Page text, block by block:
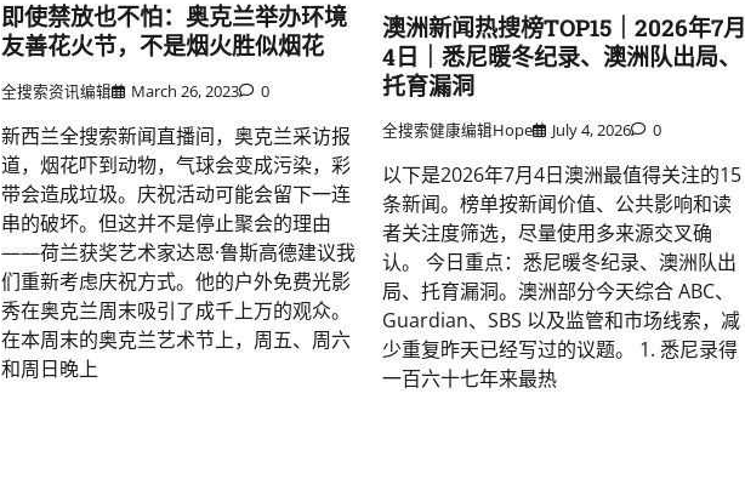
即使禁放也不怕：奥克兰举办环境
友善花火节，不是烟火胜似烟花
全搜索资讯编辑 March 26, 2023 0
新西兰全搜索新闻直播间，奥克兰采访报
道，烟花吓到动物，气球会变成污染，彩
带会造成垃圾。庆祝活动可能会留下一连
串的破坏。但这并不是停止聚会的理由
——荷兰获奖艺术家达恩·鲁斯高德建议我
们重新考虑庆祝方式。他的户外免费光影
秀在奥克兰周末吸引了成千上万的观众。
在本周末的奥克兰艺术节上，周五、周六
和周日晚上
澳洲新闻热搜榜TOP15｜2026年7月
4日｜悉尼暖冬纪录、澳洲队出局、
托育漏洞
全搜索健康编辑Hope July 4, 2026 0
以下是2026年7月4日澳洲最值得关注的15
条新闻。榜单按新闻价值、公共影响和读
者关注度筛选，尽量使用多来源交叉确
认。 今日重点：悉尼暖冬纪录、澳洲队出
局、托育漏洞。澳洲部分今天综合 ABC、
Guardian、SBS 以及监管和市场线索，减
少重复昨天已经写过的议题。 1. 悉尼录得
一百六十七年来最热